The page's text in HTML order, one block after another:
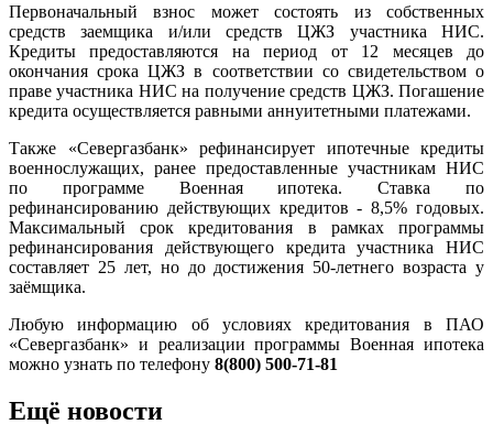
Первоначальный взнос может состоять из собственных
средств заемщика и/или средств ЦЖЗ участника НИС.
Кредиты предоставляются на период от 12 месяцев до
окончания срока ЦЖЗ в соответствии со свидетельством о
праве участника НИС на получение средств ЦЖЗ. Погашение
кредита осуществляется равными аннуитетными платежами.
Также «Севергазбанк» рефинансирует ипотечные кредиты
военнослужащих, ранее предоставленные участникам НИС
по программе Военная ипотека. Ставка по
рефинансированию действующих кредитов - 8,5% годовых.
Максимальный срок кредитования в рамках программы
рефинансирования действующего кредита участника НИС
составляет 25 лет, но до достижения 50-летнего возраста у
заёмщика.
Любую информацию об условиях кредитования в ПАО
«Севергазбанк» и реализации программы Военная ипотека
можно узнать по телефону 8(800) 500-71-81
Ещё новости